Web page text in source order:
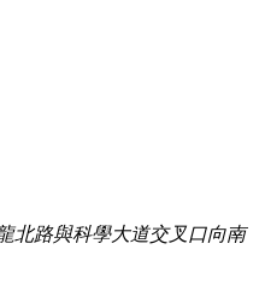
北路與科學大道交叉口向南